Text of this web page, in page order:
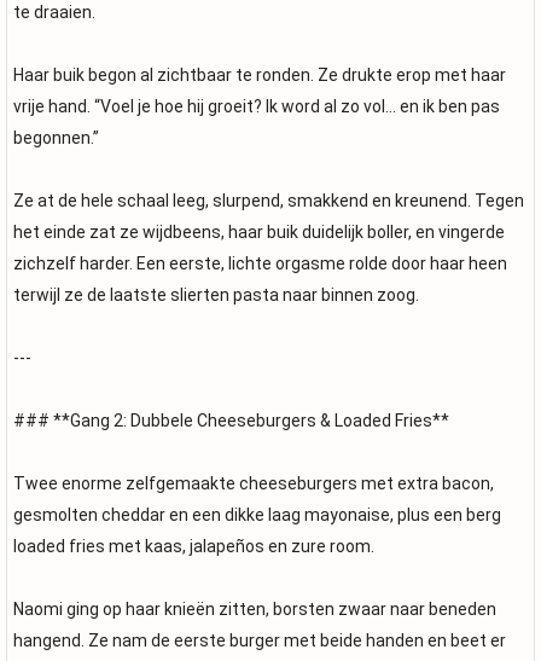
te draaien.
Haar buik begon al zichtbaar te ronden. Ze drukte erop met haar
vrije hand. “Voel je hoe hij groeit? Ik word al zo vol… en ik ben pas
begonnen.”
Ze at de hele schaal leeg, slurpend, smakkend en kreunend. Tegen
het einde zat ze wijdbeens, haar buik duidelijk boller, en vingerde
zichzelf harder. Een eerste, lichte orgasme rolde door haar heen
terwijl ze de laatste slierten pasta naar binnen zoog.
---
### **Gang 2: Dubbele Cheeseburgers & Loaded Fries**
Twee enorme zelfgemaakte cheeseburgers met extra bacon,
gesmolten cheddar en een dikke laag mayonaise, plus een berg
loaded fries met kaas, jalapeños en zure room.
Naomi ging op haar knieën zitten, borsten zwaar naar beneden
hangend. Ze nam de eerste burger met beide handen en beet er